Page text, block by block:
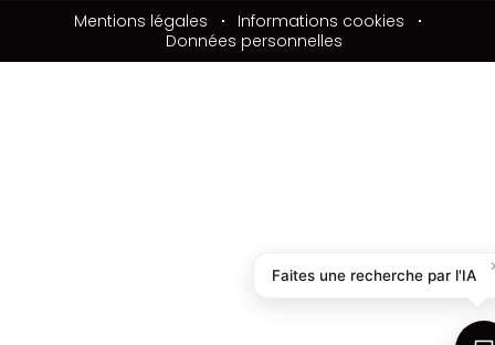
Mentions légales
Informations cookies
Données personnelles
Faites une recherche par l'IA